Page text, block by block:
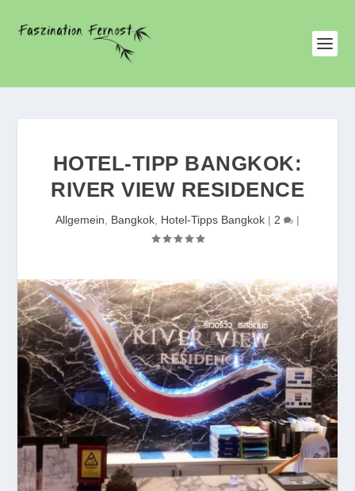
HOTEL-TIPP BANGKOK:
RIVER VIEW RESIDENCE
Allgemein Bangkok Hotel-Tipps Bangkok | 2 |